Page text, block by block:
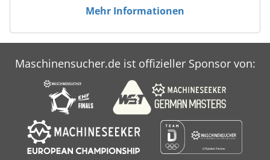
Mehr Informationen
Maschinensucher.de ist offizieller Sponsor von: